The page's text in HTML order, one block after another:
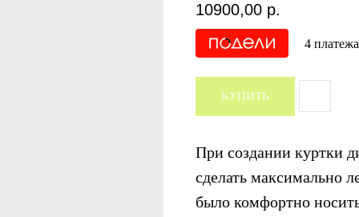
10900,00 р.
4
КУПИТЬ
При создании куртки
сделать максимально
было комфортно